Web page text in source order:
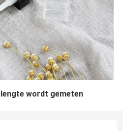
wordt gemeten